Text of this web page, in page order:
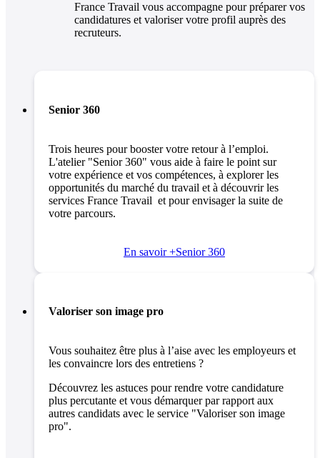
France Travail vous accompagne pour préparer vos
candidatures et valoriser votre profil auprès des
recruteurs.
Senior 360
Trois heures pour booster votre retour à l’emploi.
L'atelier "Senior 360" vous aide à faire le point sur
votre expérience et vos compétences, à explorer les
opportunités du marché du travail et à découvrir les
services France Travail et pour envisager la suite de
votre parcours.
En savoir +Senior 360
Valoriser son image pro
Vous souhaitez être plus à l’aise avec les employeurs et
les convaincre lors des entretiens ?
Découvrez les astuces pour rendre votre candidature
plus percutante et vous démarquer par rapport aux
autres candidats avec le service "Valoriser son image
pro".